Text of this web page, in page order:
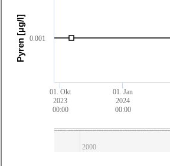
Pyren [µg/l]
01. Okt
2023
00:00
01. Jan
2024
00:00
2000
0.001